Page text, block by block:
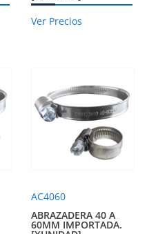
Ver Precios
AC4060
ABRAZADERA 40 A
60MM IMPORTADA.